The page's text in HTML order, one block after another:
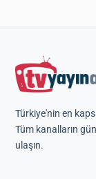
Türkiye'nin en
Tüm kanalların
ulaşın.